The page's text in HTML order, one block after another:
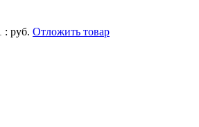
: руб. Отложить товар